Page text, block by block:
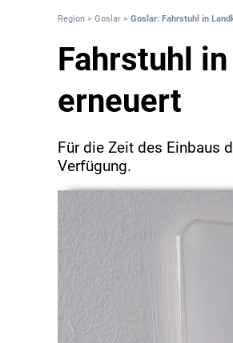
Region > Goslar > Goslar: Fahrstuhl in
Fahrstuhl
erneuert
Für die Zeit des Einbaus
Verfügung.